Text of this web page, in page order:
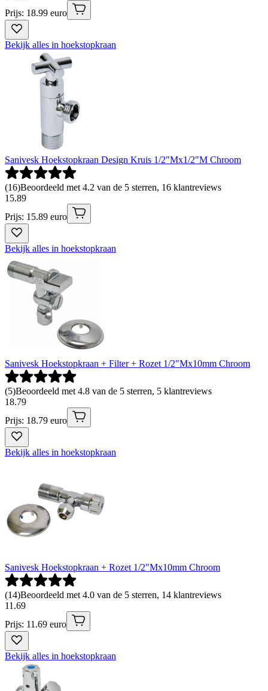
Prijs: 18.99 euro
Bekijk alles in hoekstopkraan
Sanivesk Hoekstopkraan Design Kruis 1/2"Mx1/2"M Chroom
(16)Beoordeeld met 4.2 van de 5 sterren, 16 klantreviews
15.89
Prijs: 15.89 euro
Bekijk alles in hoekstopkraan
Sanivesk Hoekstopkraan + Filter + Rozet 1/2"Mx10mm Chroom
(5)Beoordeeld met 4.8 van de 5 sterren, 5 klantreviews
18.79
Prijs: 18.79 euro
Bekijk alles in hoekstopkraan
Sanivesk Hoekstopkraan + Rozet 1/2"Mx10mm Chroom
(14)Beoordeeld met 4.0 van de 5 sterren, 14 klantreviews
11 .69
Prijs: 11.69 euro
Bekijk alles in hoekstopkraan